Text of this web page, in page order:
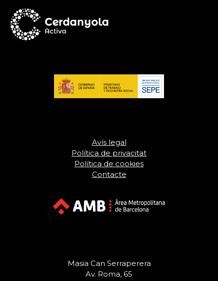
Avís legal
Política de privacitat
Política de cookies
Contacte
Masia Can Serraperera
Av. Roma, 65